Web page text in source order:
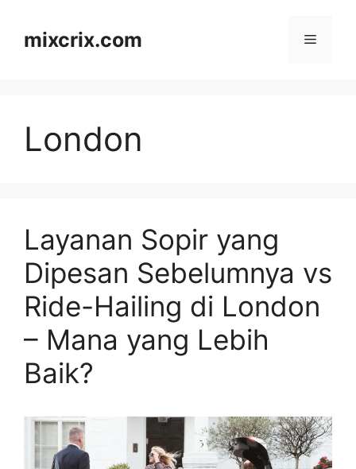
contentmixcrix.com Menu
London
Layanan Sopir yang
Dipesan Sebelumnya vs
Ride-Hailing di London
– Mana yang Lebih
Baik?